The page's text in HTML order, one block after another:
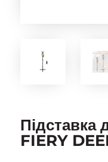
Підставка
FIERY